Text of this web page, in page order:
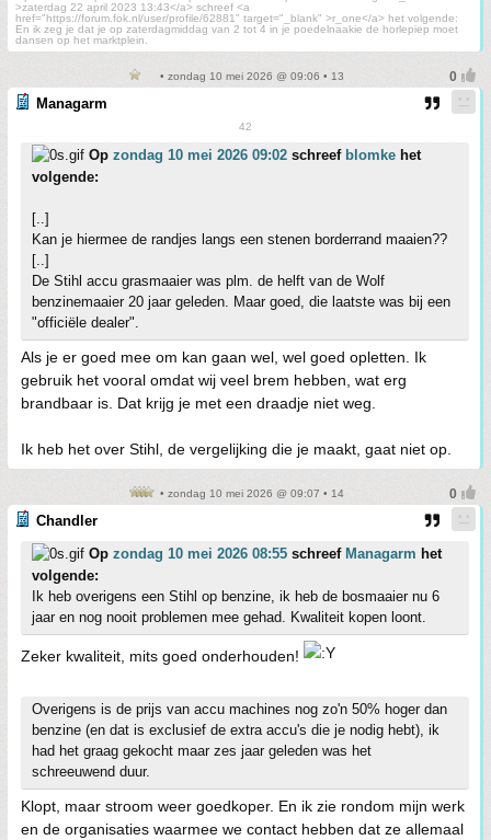
>zaterdag 22 april 2023 13:43</a> schreef <a
href="https://forum.fok.nl/user/profile/62881" target="_blank" >r_one</a> het volgende:
En ik zeg je dat je op zaterdagmiddag van 2 tot 4 in je poedelnaakie de horlepiep moet
dansen op het marktplein.
• zondag 10 mei 2026 @ 09:06 • 13
Managarm
42
Op zondag 10 mei 2026 09:02 schreef blomke het
volgende:
[..]
Kan je hiermee de randjes langs een stenen borderrand maaien??
[..]
De Stihl accu grasmaaier was plm. de helft van de Wolf
benzinemaaier 20 jaar geleden. Maar goed, die laatste was bij een
"officiële dealer".
Als je er goed mee om kan gaan wel, wel goed opletten. Ik
gebruik het vooral omdat wij veel brem hebben, wat erg
brandbaar is. Dat krijg je met een draadje niet weg.
Ik heb het over Stihl, de vergelijking die je maakt, gaat niet op.
• zondag 10 mei 2026 @ 09:07 • 14
Chandler
Op zondag 10 mei 2026 08:55 schreef Managarm het
volgende:
Ik heb overigens een Stihl op benzine, ik heb de bosmaaier nu 6
jaar en nog nooit problemen mee gehad. Kwaliteit kopen loont.
Zeker kwaliteit, mits goed onderhouden!
Overigens is de prijs van accu machines nog zo'n 50% hoger dan
benzine (en dat is exclusief de extra accu's die je nodig hebt), ik
had het graag gekocht maar zes jaar geleden was het
schreeuwend duur.
Klopt, maar stroom weer goedkoper. En ik zie rondom mijn werk
en de organisaties waarmee we contact hebben dat ze allemaal